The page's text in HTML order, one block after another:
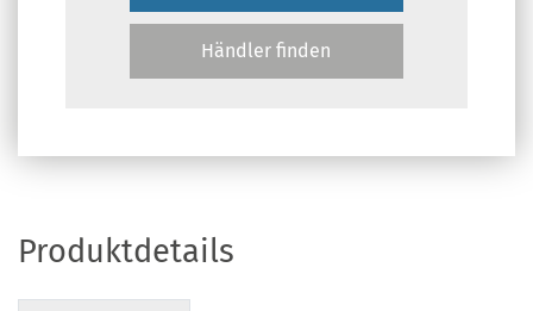
Händler finden
Produktdetails